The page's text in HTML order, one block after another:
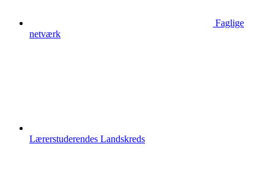
Faglige
netværk
Lærerstuderendes Landskreds